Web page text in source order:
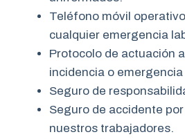
Teléfono móvil
cualquier emergencia
Protocolo de actuación
incidencia o emergencia
Seguro de
Seguro de accidente
nuestros trabajadores.